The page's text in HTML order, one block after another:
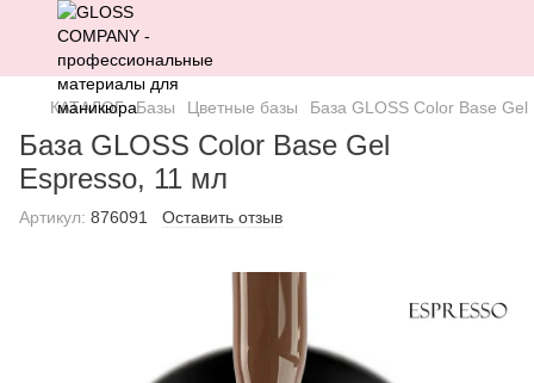
КАТАЛОГ Базы Цветные базы База GLOSS Color Base
База GLOSS Color Base Gel
Espresso, 11 мл
Артикул: 876091 Оставить отзыв